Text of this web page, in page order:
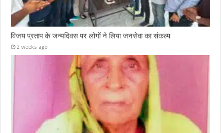
विजय प्रताप के जन्मदिवस पर लोगों ने लिया जनसेवा का संकल्प
2 weeks ago